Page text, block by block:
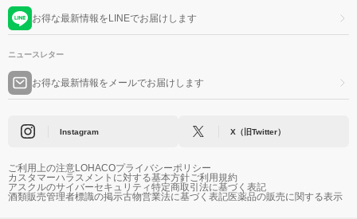
お得な最新情報をLINEでお届けします
ニュースレター
お得な最新情報をメールでお届けします
Instagram X（旧Twitter）
ご利用上の注意LOHACOプライバシーポリシー
カスタマーハラスメントに対する基本方針ご利用規約
アスクルのサイバーセキュリティ特定商取引法に基づく表記
酒類販売管理者標識の掲示古物営業法に基づく表記医薬品の販売に関する表示